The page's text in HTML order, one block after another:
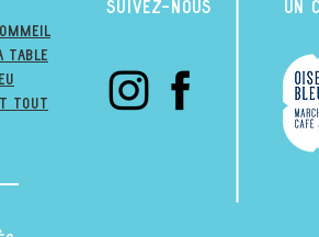
table
tout
suivez-nous UN